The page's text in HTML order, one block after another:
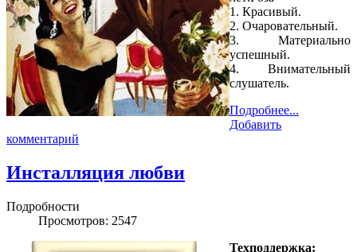
1. Красивый.
2. Очаровательный.
3. Материально
успешный.
4. Внимательный
слушатель.
Подробнее...
Добавить
комментарий
Инсталляция любви
Подробности
Просмотров: 2547
Техподдержка: